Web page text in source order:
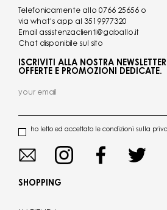
Telefonicamente allo 0766 25656 o
via what's app al 3519977320
Email assistenzaclienti@gaballo.it
Chat disponibile sul sito
ISCRIVITI ALLA NOSTRA NEWSLETTER
OFFERTE E PROMOZIONI DEDICATE.
ho letto ed accettato le condizioni sulla
SHOPPING